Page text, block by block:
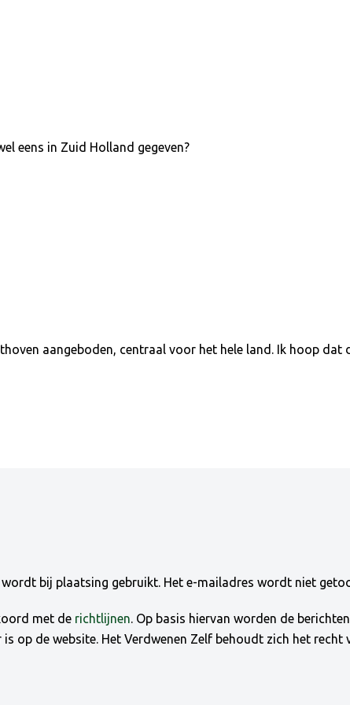
eens in Zuid Holland gegeven?
aangeboden, centraal voor het hele land. Ik hoop dat
bij plaatsing gebruikt. Het e-mailadres wordt niet
met de richtlijnen. Op basis hiervan worden de
op de website. Het Verdwenen Zelf behoudt zich het